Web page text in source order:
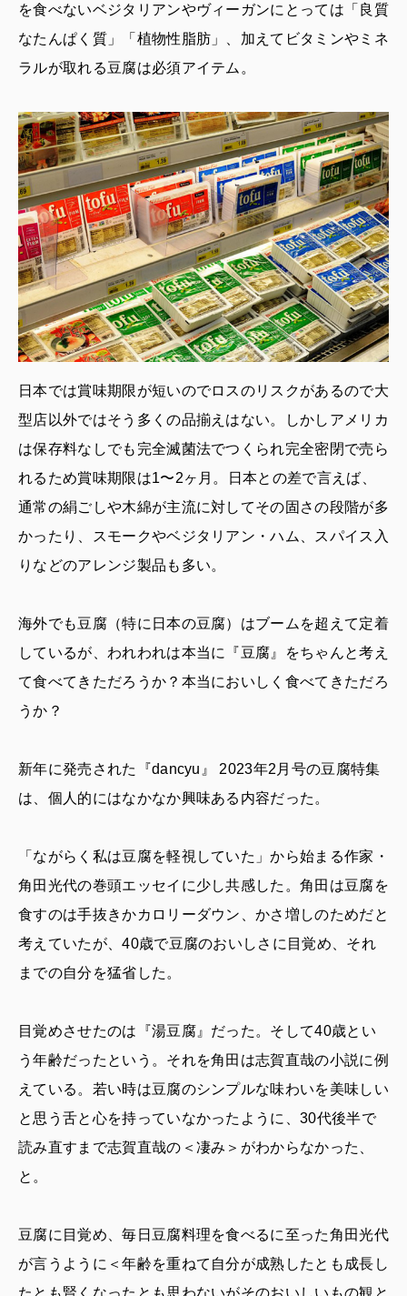
を食べないベジタリアンやヴィーガンにとっては「良質
なたんぱく質」「植物性脂肪」、加えてビタミンやミネ
ラルが取れる豆腐は必須アイテム。
日本では賞味期限が短いのでロスのリスクがあるので大
型店以外ではそう多くの品揃えはない。しかしアメリカ
は保存料なしでも完全滅菌法でつくられ完全密閉で売ら
れるため賞味期限は1〜2ヶ月。日本との差で言えば、
通常の絹ごしや木綿が主流に対してその固さの段階が多
かったり、スモークやベジタリアン・ハム、スパイス入
りなどのアレンジ製品も多い。
海外でも豆腐（特に日本の豆腐）はブームを超えて定着
しているが、われわれは本当に『豆腐』をちゃんと考え
て食べてきただろうか？本当においしく食べてきただろ
うか？
新年に発売された『dancyu』 2023年2月号の豆腐特集
は、個人的にはなかなか興味ある内容だった。
「ながらく私は豆腐を軽視していた」から始まる作家・
角田光代の巻頭エッセイに少し共感した。角田は豆腐を
食すのは手抜きかカロリーダウン、かさ増しのためだと
考えていたが、40歳で豆腐のおいしさに目覚め、それ
までの自分を猛省した。
目覚めさせたのは『湯豆腐』だった。そして40歳とい
う年齢だったという。それを角田は志賀直哉の小説に例
えている。若い時は豆腐のシンプルな味わいを美味しい
と思う舌と心を持っていなかったように、30代後半で
読み直すまで志賀直哉の＜凄み＞がわからなかった、
と。
豆腐に目覚め、毎日豆腐料理を食べるに至った角田光代
が言うように＜年齢を重ねて自分が成熟したとも成長し